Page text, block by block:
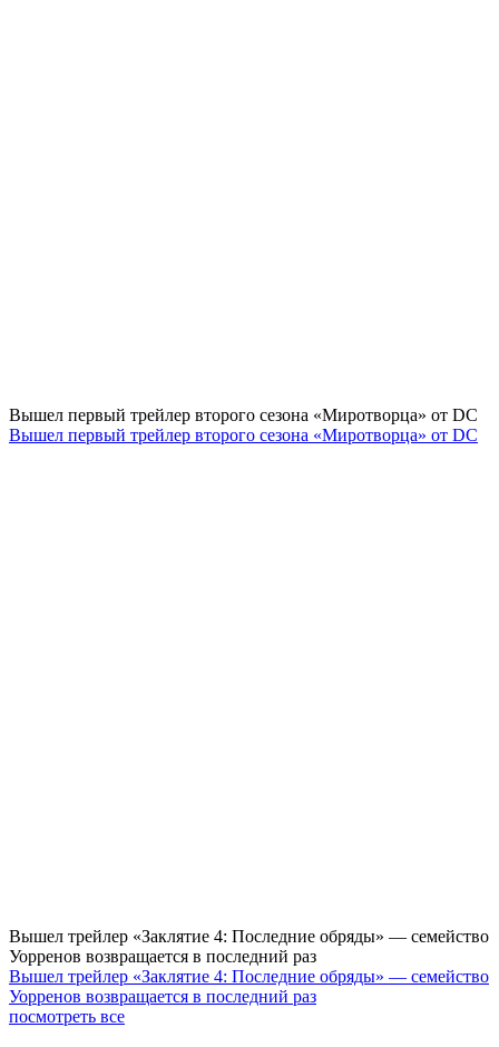
Вышел первый трейлер второго сезона «Миротворца» от DC
Вышел первый трейлер второго сезона «Миротворца» от DC
Вышел трейлер «Заклятие 4: Последние обряды» — семейство
Уорренов возвращается в последний раз
Вышел трейлер «Заклятие 4: Последние обряды» — семейство
Уорренов возвращается в последний раз
посмотреть все